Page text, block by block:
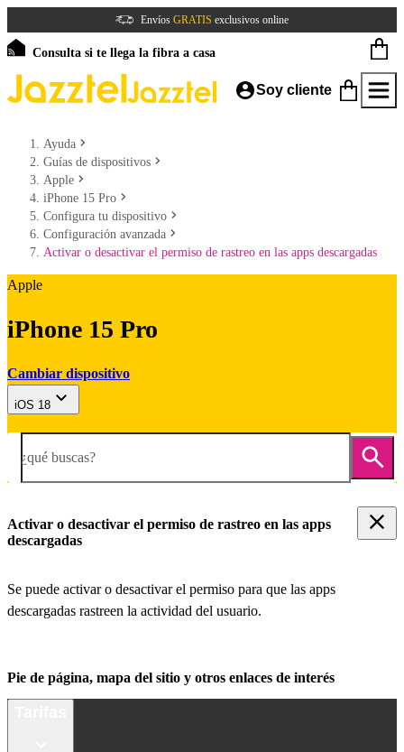
Envíos GRATIS exclusivos online
Consulta si te llega la fibra a casa
Soy cliente
Ayuda
Guías de dispositivos
Apple
iPhone 15 Pro
Configura tu dispositivo
Configuración avanzada
Activar o desactivar el permiso de rastreo en las apps descargadas
Apple
iPhone 15 Pro
Cambiar dispositivo
iOS 18
¿qué buscas?
Activar o desactivar el permiso de rastreo en las apps
descargadas
Se puede activar o desactivar el permiso para que las apps
descargadas rastreen la actividad del usuario.
Pie de página, mapa del sitio y otros enlaces de interés